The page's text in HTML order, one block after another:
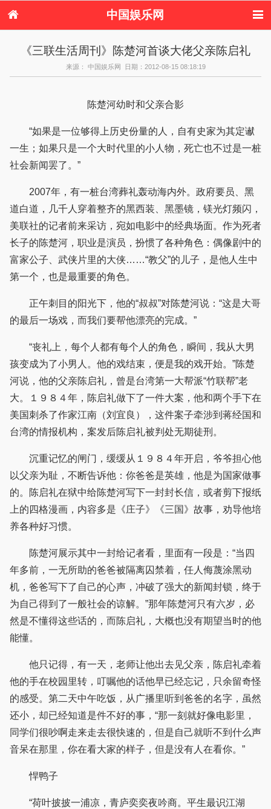
中国娱乐网
港台娱乐
日本娱乐 韩国娱乐
欧美娱乐
音乐新闻 影视新闻
内地明星八卦
八卦
《三联生活周刊》陈楚河首谈大佬父亲陈启礼
来源： 中国娱乐网 日期：2012-08-15 08:18:19
陈楚河幼时和父亲合影
“如果是一位够得上历史份量的人，自有史家为其定谳
一生；如果只是一个大时代里的小人物，死亡也不过是一桩
社会新闻罢了。”
2007年，有一桩台湾葬礼轰动海内外。政府要员、黑
道白道，几千人穿着整齐的黑西装、黑墨镜，镁光灯频闪，
美联社的记者前来采访，宛如电影中的经典场面。作为死者
长子的陈楚河，职业是演员，扮惯了各种角色：偶像剧中的
富家公子、武侠片里的大侠……“教父”的儿子，是他人生中
第一个，也是最重要的角色。
正午刺目的阳光下，他的“叔叔”对陈楚河说：“这是大哥
的最后一场戏，而我们要帮他漂亮的完成。”
“丧礼上，每个人都有每个人的角色，瞬间，我从大男
孩变成为了小男人。他的戏结束，便是我的戏开始。”陈楚
河说，他的父亲陈启礼，曾是台湾第一大帮派“竹联帮”老
大。１９８４年，陈启礼做下了一件大案，他和两个手下在
美国刺杀了作家江南（刘宜良），这件案子牵涉到蒋经国和
台湾的情报机构，案发后陈启礼被判处无期徒刑。
沉重记忆的闸门，缓缓从１９８４年开启，爷爷担心他
以父亲为耻，不断告诉他：你爸爸是英雄，他是为国家做事
的。陈启礼在狱中给陈楚河写下一封封长信，或者剪下报纸
上的四格漫画，内容多是《庄子》《三国》故事，劝导他培
养各种好习惯。
陈楚河展示其中一封给记者看，里面有一段是：“当四
年多前，一无所助的爸爸被隔离囚禁着，任人侮蔑涂黑动
机，爸爸写下了自己的心声，冲破了强大的新闻封锁，终于
为自己得到了一般社会的谅解。”那年陈楚河只有六岁，必
然是不懂得这些话的，而陈启礼，大概也没有期望当时的他
能懂。
他只记得，有一天，老师让他出去见父亲，陈启礼牵着
他的手在校园里转，叮嘱他的话他早已经忘记，只余留奇怪
的感受。第二天中午吃饭，从广播里听到爸爸的名字，虽然
还小，却已经知道是件不好的事，“那一刻就好像电影里，
同学们很吵啊走来走去很快速的，但是自己就听不到什么声
音呆在那里，你在看大家的样子，但是没有人在看你。”
悍鸭子
“荷叶披披一浦凉，青庐奕奕夜吟商。平生最识江湖